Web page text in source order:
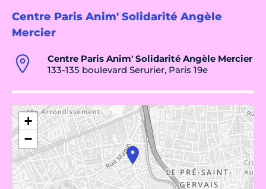
Centre Paris Anim' Solidarité Angèle
Mercier
Centre Paris Anim' Solidarité Angèle Mercier
133-135 boulevard Serurier, Paris 19e
+
−